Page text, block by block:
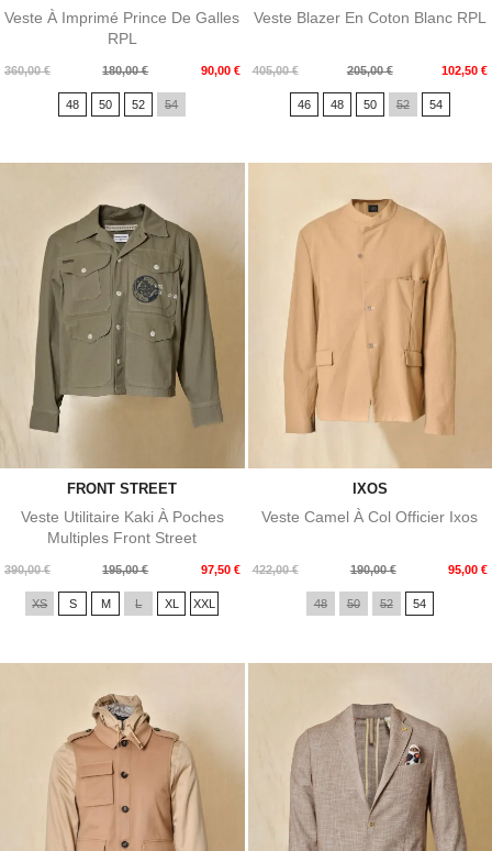
Veste À Imprimé Prince De Galles
RPL
360,00 €
Prix
180,00 € 90,00 €
Prix
48 50 52 54
Veste Blazer En Coton Blanc RPL
405,00 €
Prix
205,00 € 102,50 €
Prix
46 48 50 52 54
FRONT STREET
Veste Utilitaire Kaki À Poches
Multiples Front Street
390,00 €
Prix
base
195,00 € 97,50 €
Prix
XS S M L XL XXL
IXOS
Veste Camel À Col Officier Ixos
422,00 €
Prix
190,00 € 95,00 €
Prix
48 50 52 54